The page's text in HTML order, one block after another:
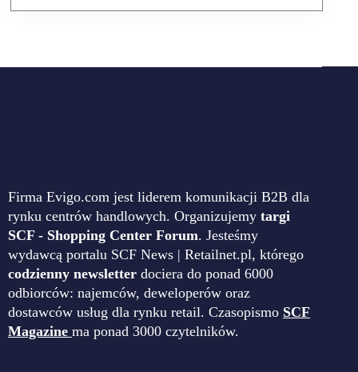
Firma Evigo.com jest liderem komunikacji B2B dla
rynku centrów handlowych. Organizujemy targi
SCF - Shopping Center Forum. Jesteśmy
wydawcą portalu SCF News | Retailnet.pl, którego
codzienny newsletter dociera do ponad 6000
odbiorców: najemców, deweloperów oraz
dostawców usług dla rynku retail. Czasopismo SCF
Magazine ma ponad 3000 czytelników.